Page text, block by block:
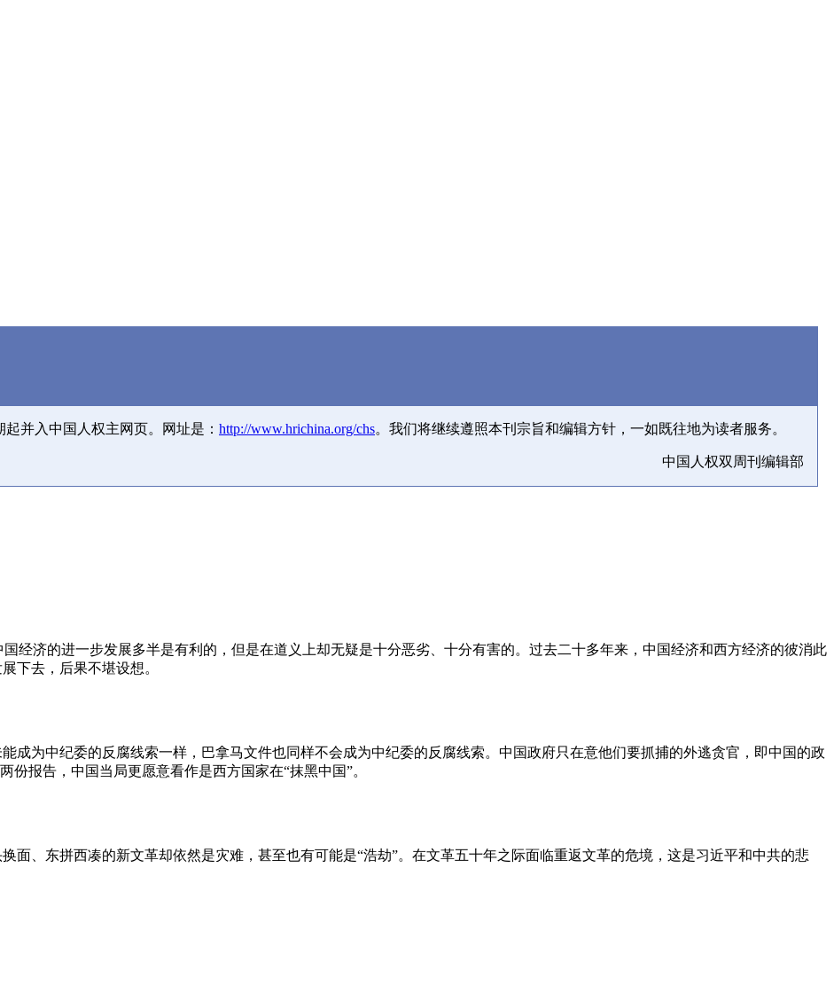
并入中国人权主网页。网址是： http://www.hrichina.org/chs。我们将继续遵照本刊宗旨和编辑方针，一如既往地为读者服务。
中国人权双周刊编辑部
经济的进一步发展多半是有利的，但是在道义上却无疑是十分恶劣、十分有害的。过去二十多年来，中国经济和西方经济的彼消此
下去，后果不堪设想。
成为中纪委的反腐线索一样，巴拿马文件也同样不会成为中纪委的反腐线索。中国政府只在意他们要抓捕的外逃贪官，即中国的政
报告，中国当局更愿意看作是西方国家在“抹黑中国”。
面、东拼西凑的新文革却依然是灾难，甚至也有可能是“浩劫”。在文革五十年之际面临重返文革的危境，这是习近平和中共的悲